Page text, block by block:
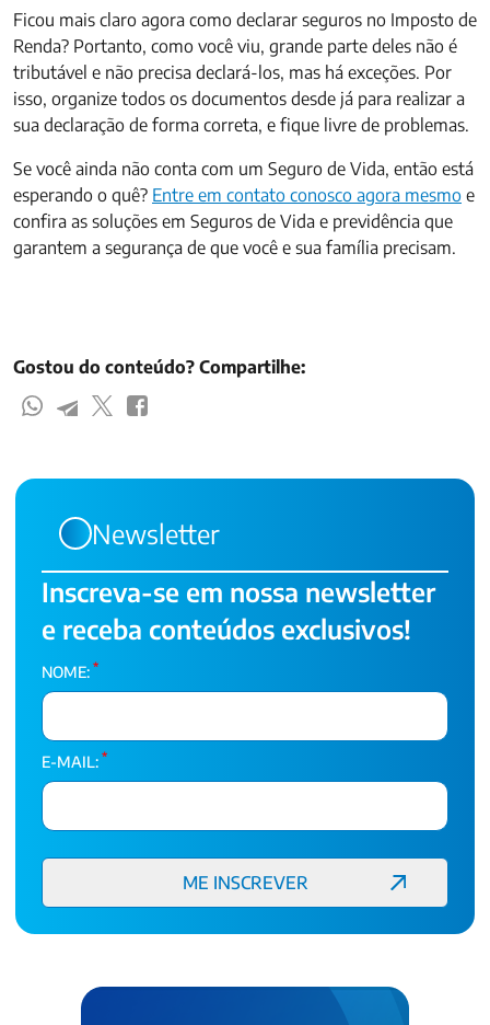
Ficou mais claro agora como declarar seguros no Imposto de
Renda? Portanto, como você viu, grande parte deles não é
tributável e não precisa declará-los, mas há exceções. Por
isso, organize todos os documentos desde já para realizar a
sua declaração de forma correta, e fique livre de problemas.
Se você ainda não conta com um Seguro de Vida, então está
esperando o quê? Entre em contato conosco agora mesmo e
confira as soluções em Seguros de Vida e previdência que
garantem a segurança de que você e sua família precisam.
Gostou do conteúdo? Compartilhe:
Newsletter
Inscreva-se em nossa newsletter
e receba conteúdos exclusivos!
NOME: *
E-MAIL: *